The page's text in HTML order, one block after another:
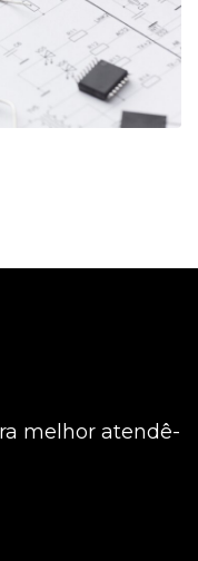
melhor atendê-